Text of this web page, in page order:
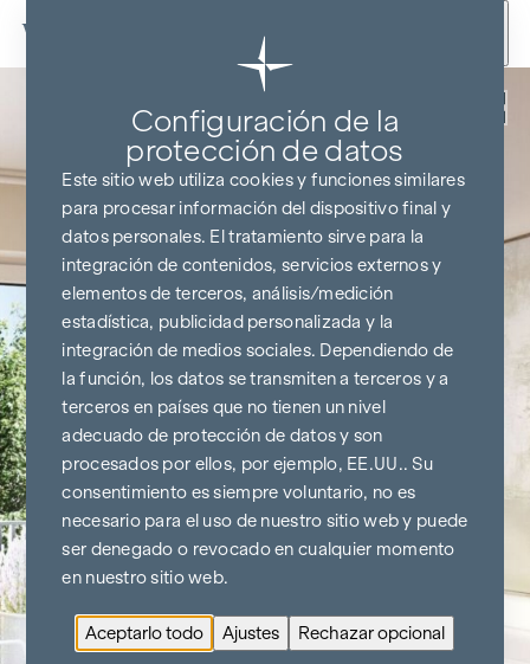
Ir al contenido
Configuración de la
protección de datos
Este sitio web utiliza cookies y funciones similares
para procesar información del dispositivo final y
datos personales. El tratamiento sirve para la
integración de contenidos, servicios externos y
elementos de terceros, análisis/medición
estadística, publicidad personalizada y la
integración de medios sociales. Dependiendo de
la función, los datos se transmiten a terceros y a
terceros en países que no tienen un nivel
adecuado de protección de datos y son
procesados por ellos, por ejemplo, EE.UU.. Su
consentimiento es siempre voluntario, no es
necesario para el uso de nuestro sitio web y puede
ser denegado o revocado en cualquier momento
en nuestro sitio web.
Aceptarlo todo Ajustes Rechazar opcional